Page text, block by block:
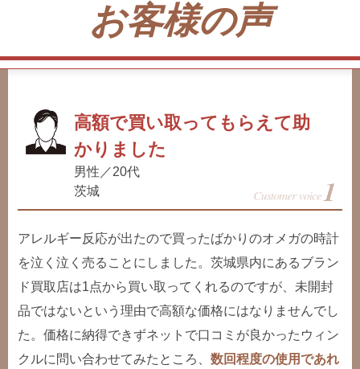
お客様の声
高額で買い取ってもらえて助
かりました
男性／20代
茨城
アレルギー反応が出たので買ったばかりのオメガの時計
を泣く泣く売ることにしました。茨城県内にあるブラン
ド買取店は1点から買い取ってくれるのですが、未開封
品ではないという理由で高額な価格にはなりませんでし
た。価格に納得できずネットで口コミが良かったウィン
クルに問い合わせてみたところ、数回程度の使用であれ